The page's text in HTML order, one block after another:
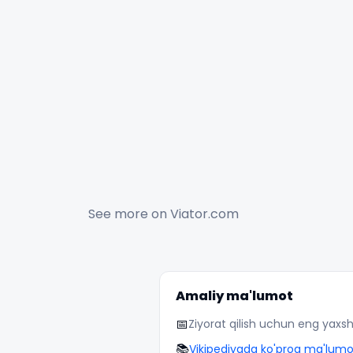
See more on Viator.com
Amaliy ma'lumot
📅Ziyorat qilish uchun eng
📚Vikipediyada ko'proq